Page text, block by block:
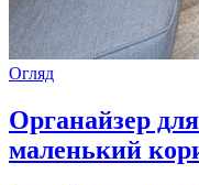
Огляд
Органайзер
маленький